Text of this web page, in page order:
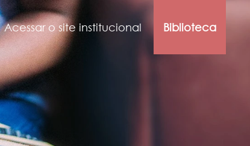
Acessar o site institucional Biblioteca